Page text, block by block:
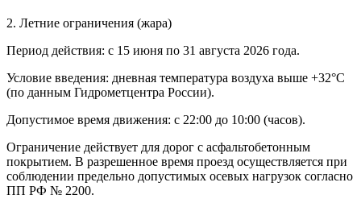
2. Летние ограничения (жара)
Период действия: с 15 июня по 31 августа 2026 года.
Условие введения: дневная температура воздуха выше +32°C
(по данным Гидрометцентра России).
Допустимое время движения: с 22:00 до 10:00 (часов).
Ограничение действует для дорог с асфальтобетонным
покрытием. В разрешенное время проезд осуществляется при
соблюдении предельно допустимых осевых нагрузок согласно
ПП РФ № 2200.